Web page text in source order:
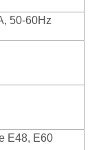
50-60Hz
E48, E60